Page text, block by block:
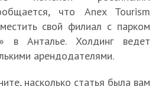
что Anex Tourism
свой филиал с парком
в Анталье. Холдинг ведет
арендодателями.
насколько статья была вам